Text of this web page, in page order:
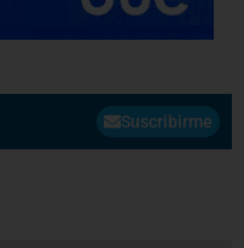
Suscribirme